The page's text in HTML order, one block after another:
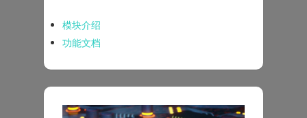
模块介绍
功能文档